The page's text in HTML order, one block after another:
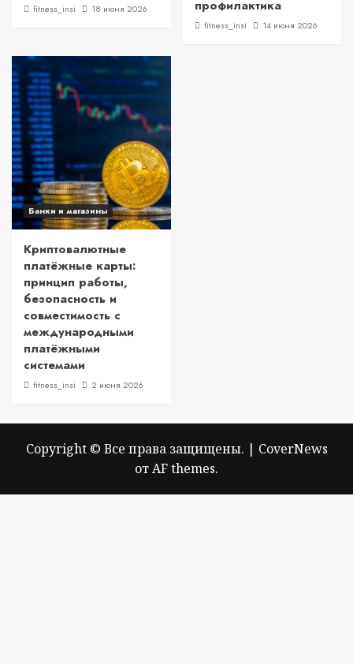
fitness_insi 18 июня 2026
профилактика
fitness_insi 14 июня 2026
Банки и магазины
Криптовалютные
платёжные карты:
принцип работы,
безопасность и
совместимость с
международными
платёжными
системами
fitness_insi 2 июня 2026
Copyright © Все права защищены. | CoverNews
от AF themes.